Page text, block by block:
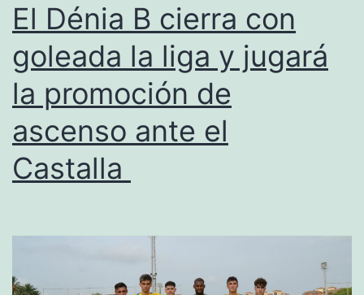
El Dénia B cierra con
goleada la liga y jugará
la promoción de
ascenso ante el
Castalla